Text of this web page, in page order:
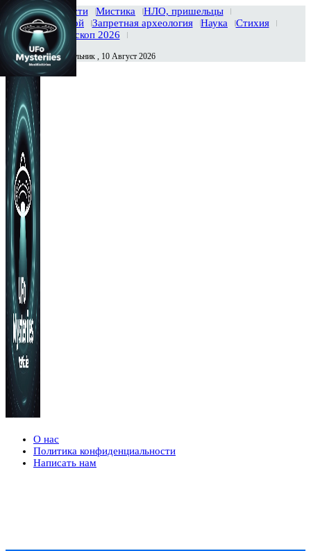
Главная Новости Мистика
НЛО, пришельцы
Тайны вселенной
Запретная археология Наука
Стихия
История
Гороскоп 2026
Сегодня Понедельник , 10 Август 2026
О нас
Политика конфиденциальности
Написать нам